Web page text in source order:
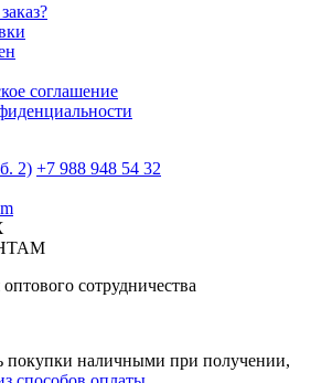
соглашение
2) +7 988 948 54 32
оптового сотрудничества
покупки наличными при получении,